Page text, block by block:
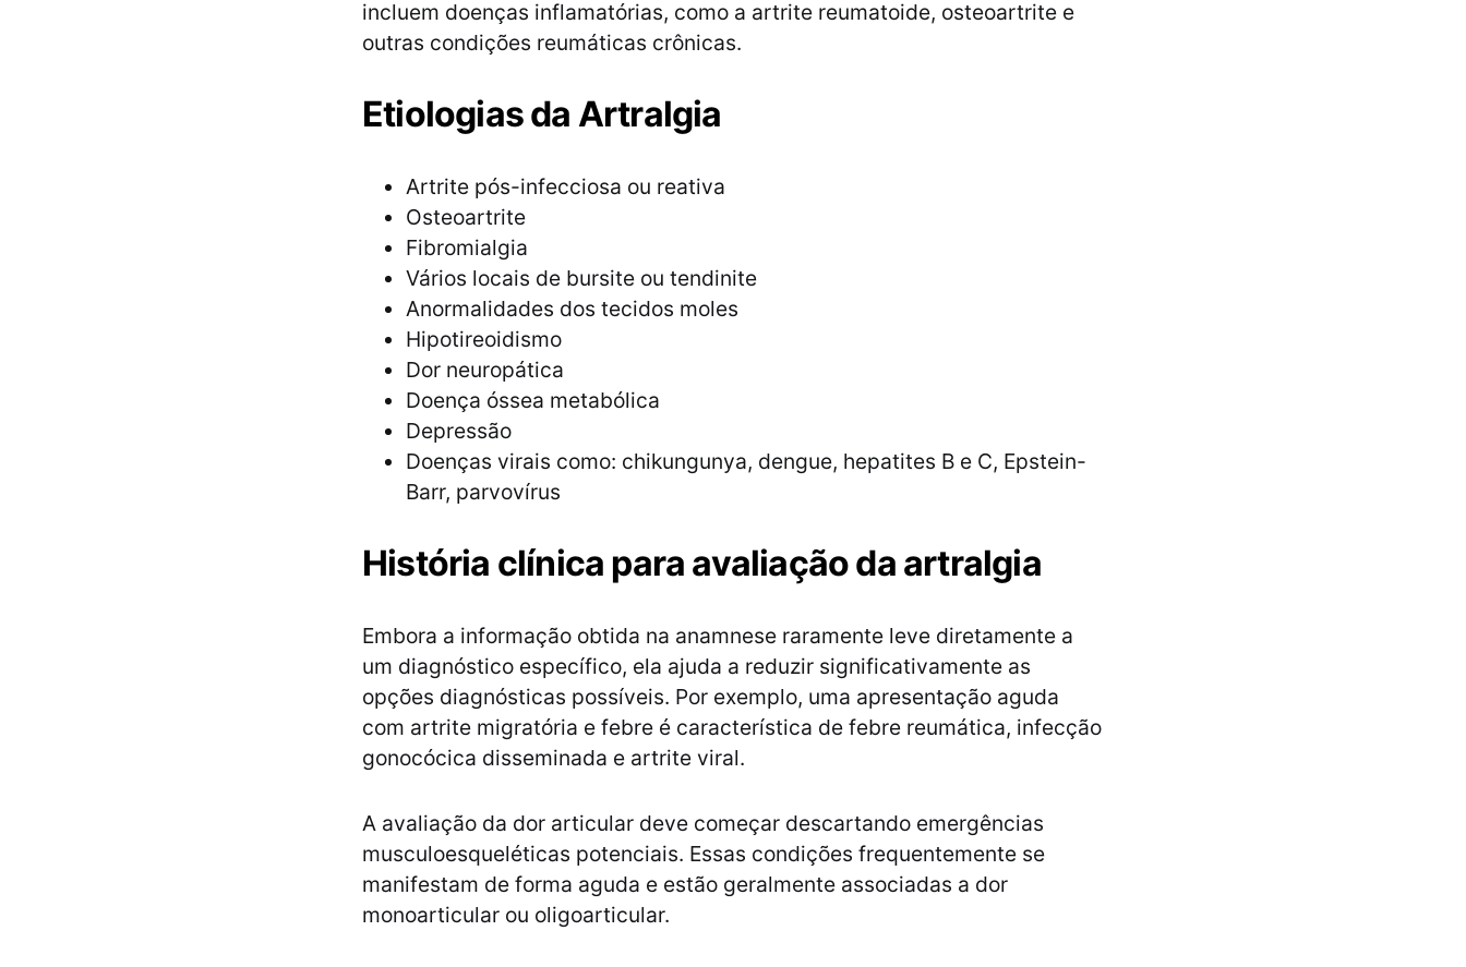
incluem doenças inflamatórias, como a artrite reumatoide, osteoartrite e
outras condições reumáticas crônicas.
Etiologias da Artralgia
Artrite pós-infecciosa ou reativa
Osteoartrite
Fibromialgia
Vários locais de bursite ou tendinite
Anormalidades dos tecidos moles
Hipotireoidismo
Dor neuropática
Doença óssea metabólica
Depressão
Doenças virais como: chikungunya, dengue, hepatites B e C, Epstein-
Barr, parvovírus
História clínica para avaliação da artralgia
Embora a informação obtida na anamnese raramente leve diretamente a
um diagnóstico específico, ela ajuda a reduzir significativamente as
opções diagnósticas possíveis. Por exemplo, uma apresentação aguda
com artrite migratória e febre é característica de febre reumática, infecção
gonocócica disseminada e artrite viral.
A avaliação da dor articular deve começar descartando emergências
musculoesqueléticas potenciais. Essas condições frequentemente se
manifestam de forma aguda e estão geralmente associadas a dor
monoarticular ou oligoarticular.